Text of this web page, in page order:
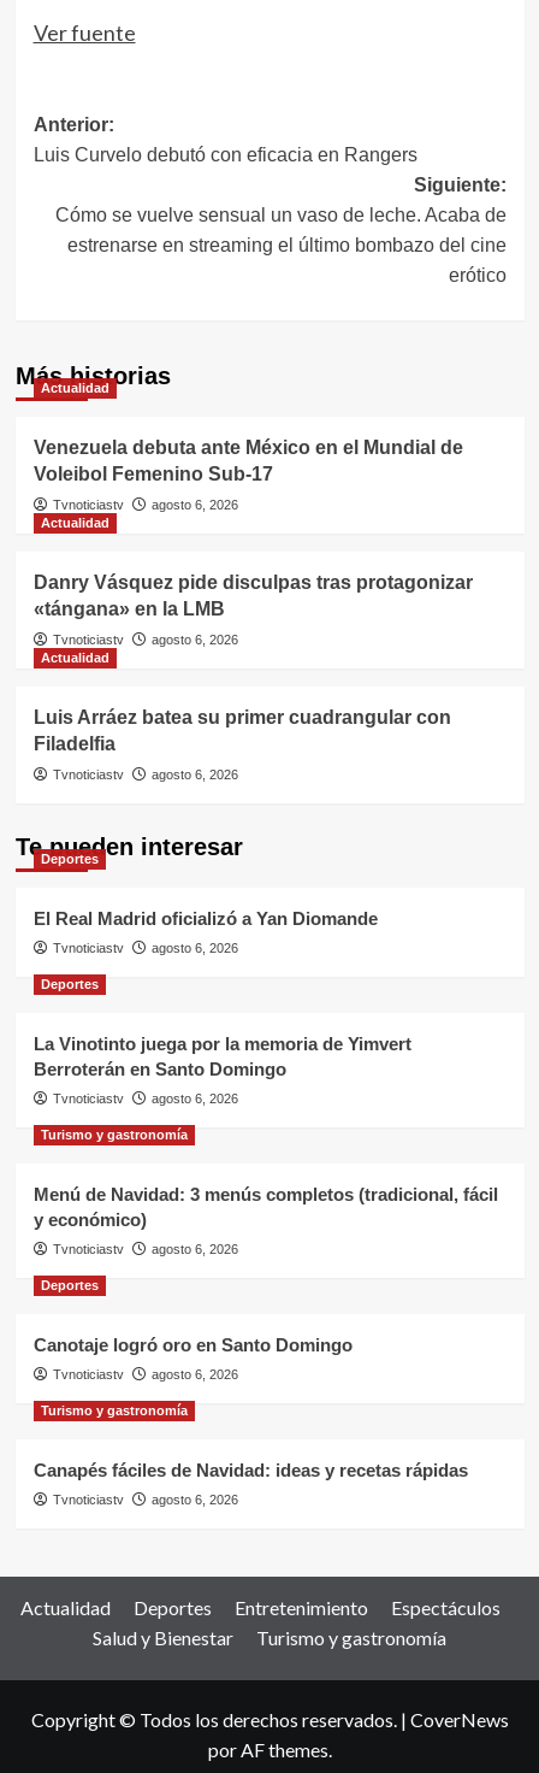
Navegación
Ver fuente
Navegación
de
entradas
Anterior:
Luis Curvelo debutó con eficacia en Rangers
Siguiente:
Cómo se vuelve sensual un vaso de leche. Acaba de
estrenarse en streaming el último bombazo del cine
erótico
Más historias
Actualidad
Venezuela debuta ante México en el Mundial de
Voleibol Femenino Sub-17
Tvnoticiastv
agosto 6, 2026
Actualidad
Danry Vásquez pide disculpas tras protagonizar
«tángana» en la LMB
Tvnoticiastv
agosto 6, 2026
Actualidad
Luis Arráez batea su primer cuadrangular con
Filadelfia
Tvnoticiastv agosto 6, 2026
Te pueden interesar
Deportes
El Real Madrid oficializó a Yan Diomande
Tvnoticiastv agosto 6, 2026
Deportes
La Vinotinto juega por la memoria de Yimvert
Berroterán en Santo Domingo
Tvnoticiastv agosto 6, 2026
Turismo y gastronomía
Menú de Navidad: 3 menús completos (tradicional, fácil
y económico)
Tvnoticiastv agosto 6, 2026
Deportes
Canotaje logró oro en Santo Domingo
Tvnoticiastv agosto 6, 2026
Turismo y gastronomía
Canapés fáciles de Navidad: ideas y recetas rápidas
Tvnoticiastv agosto 6, 2026
Actualidad Deportes Entretenimiento
Espectáculos
Salud y Bienestar
Turismo y gastronomía
Copyright © Todos los derechos reservados. | CoverNews
por AF themes.